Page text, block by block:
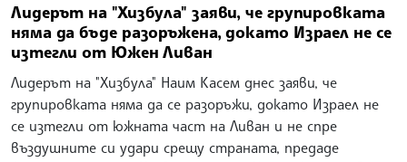
Лидерът на "Хизбула" заяви, че групировката
няма да бъде разоръжена, докато Израел не се
изтегли от Южен Ливан
Лидерът на "Хизбула" Наим Касем днес заяви, че
групировката няма да се разоръжи, докато Израел не
се изтегли от южната част на Ливан и не спре
въздушните си удари срещу страната, предаде